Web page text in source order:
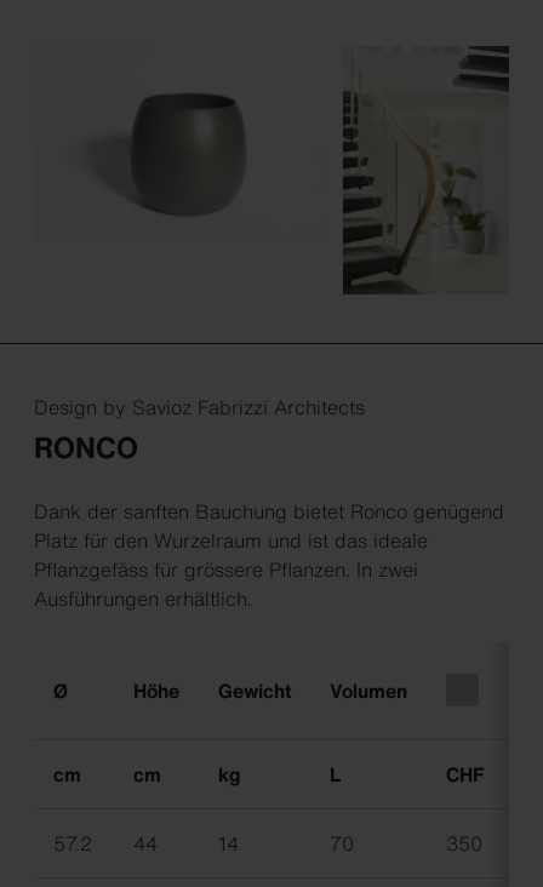
Design by Savioz Fabrizzi Architects
RONCO
Dank der sanften Bauchung bietet Ronco genügend
Platz für den Wurzelraum und ist das ideale
Pflanzgefäss für grössere Pflanzen. In zwei
Ausführungen erhältlich.
Ø Höhe Gewicht Volumen
cm cm kg L CHF
57.2 44 14 70 350